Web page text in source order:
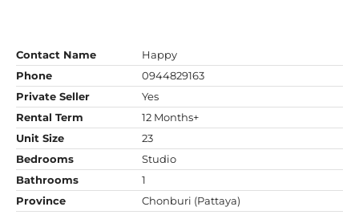
Contact Name
Happy
Phone
0944829163
Private Seller
Yes
Rental Term
12 Months+
Unit Size
23
Bedrooms
Studio
Bathrooms
1
Province
Chonburi (Pattaya)